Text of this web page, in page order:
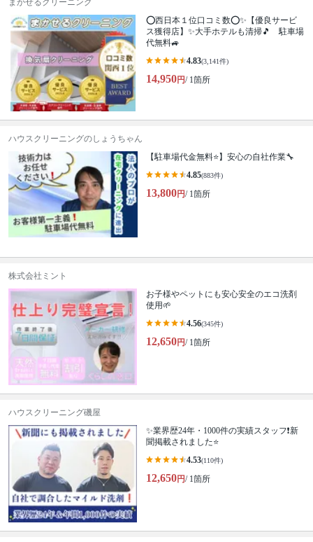
⭕西日本１位口コミ数⭕✨【優良サービ
ス獲得店】✨大手ホテルも清掃🎵 駐車場
代無料🚙
4.83(3,141件)
14,950円/ 1箇所
ハウスクリーニングのしょうちゃん
【駐車場代金無料⭐️】安心の自社作業🔧
4.85(883件)
13,800円/ 1箇所
株式会社ミント
お子様やペットにも安心安全のエコ洗剤
使用🌱
4.56(345件)
12,650円/ 1箇所
ハウスクリーニング磯屋
✨業界歴24年・1000件の実績スタッフ❗️新
聞掲載されました⭐️
4.53(110件)
12,650円/ 1箇所